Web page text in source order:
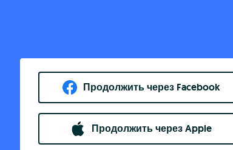
Продолжить через Facebook
Продолжить через Apple